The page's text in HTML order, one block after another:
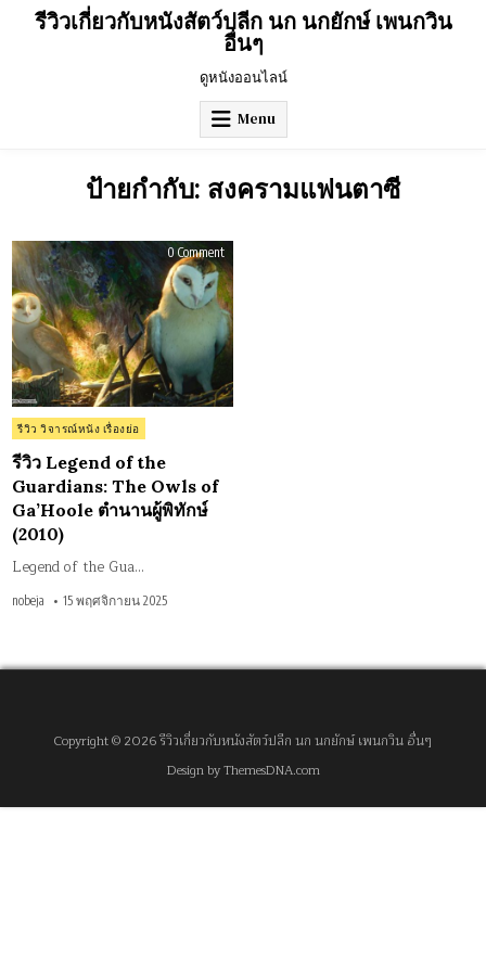
รีวิวเกี่ยวกับหนังสัตว์ปลีก นก นกยักษ์ เพนกวิน
อื่นๆ
ดูหนังออนไลน์
Menu
ป้ายกำกับ: สงครามแฟนตาซี
0 Commenton
รีวิว
Legend
of
the
Guardians:
The
Owls
of
ตำนาน
ผู้
พิทักษ์
Posted
in
รีวิว วิจารณ์หนัง เรื่องย่อ
รีวิว Legend of the
Guardians: The Owls of
Ga’Hoole ตำนานผู้พิทักษ์
(2010)
Legend of the Gua…
nobeja 15 พฤศจิกายน 2025
Copyright © 2026 รีวิวเกี่ยวกับหนังสัตว์ปลีก นก นกยักษ์ เพนกวิน อื่นๆ
Design by ThemesDNA.com